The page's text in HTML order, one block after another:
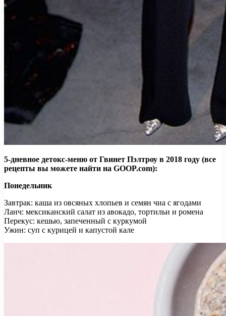
5-дневное детокс-меню от Гвинет Пэлтроу в 2018 году (все
рецепты вы можете найти на GOOP.com):
Понедельник
Завтрак: каша из овсяных хлопьев и семян чиа с ягодами
Ланч: мексиканский салат из авокадо, тортильи и ромена
Перекус: кешью, запеченный с куркумой
Ужин: суп с курицей и капустой кале